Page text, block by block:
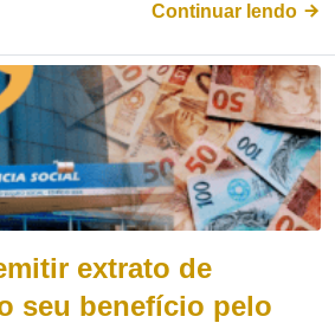
Continuar lendo
extrato de
seu benefício pelo